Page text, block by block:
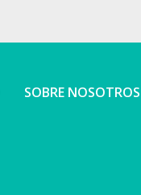
SOBRE NOSOTROS